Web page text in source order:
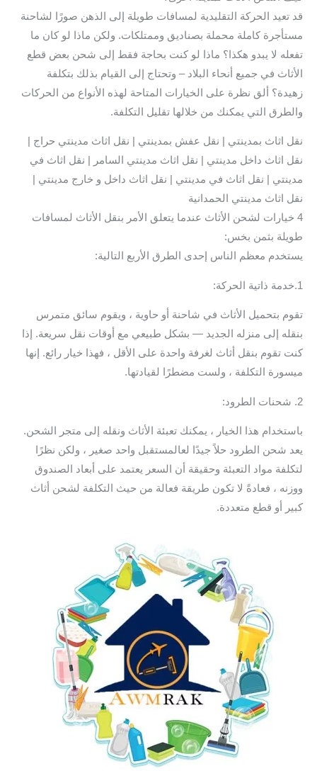
قد تعيد الحركة التقليدية لمسافات طويلة إلى الذهن صورًا لشاحنة
مستأجرة كاملة محملة بصناديق وممتلكات. ولكن ماذا لو كان ما
تفعله لا يبدو هكذا؟ ماذا لو كنت بحاجة فقط إلى شحن بعض قطع
الأثاث في جميع أنحاء البلاد – وتحتاج إلى القيام بذلك بتكلفة
زهيدة؟ ألق نظرة على الخيارات المتاحة لهذه الأنواع من الحركات
والطرق التي يمكنك من خلالها تقليل التكلفة.
نقل اثاث بمدينتي | نقل عفش بمدينتي | نقل اثاث مدينتي حراج |
نقل اثاث داخل مدينتي | نقل اثاث مدينتي السامر | نقل اثاث في
مدينتي | نقل اثاث في مدينتي | نقل اثاث داخل و خارج مدينتي |
نقل اثاث مدينتي الحمدانية
4 خيارات لشحن الأثاث عندما يتعلق الأمر بنقل الأثاث لمسافات
طويلة بثمن بخس:
يستخدم معظم الناس إحدى الطرق الأربع التالية:
1.خدمة ذاتية الحركة:
تقوم بتحميل الأثاث في شاحنة أو حاوية ، ويقوم سائق متمرس
بنقله إلى منزله الجديد — بشكل طبيعي مع أوقات نقل سريعة. إذا
كنت تقوم بنقل أثاث لغرفة واحدة على الأقل ، فهذا خيار رائع. إنها
ميسورة التكلفة ، ولست مضطرًا لقيادتها.
2. شحنات الطرود:
باستخدام هذا الخيار ، يمكنك تعبئة الأثاث ونقله إلى متجر الشحن.
يعد شحن الطرود حلاً جيدًا لعالمستقبل واحد صغير ، ولكن نظرًا
لتكلفة مواد التعبئة وحقيقة أن السعر يعتمد على أبعاد الصندوق
ووزنه ، فعادةً لا تكون طريقة فعالة من حيث التكلفة لشحن أثاث
كبير أو قطع متعددة.